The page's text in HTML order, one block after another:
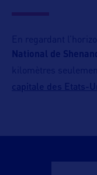
En regardant
National de
kilomètres
capitale des Etats-